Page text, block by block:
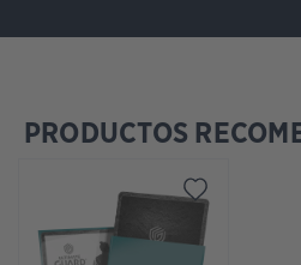
Omitir la galería de productos
PRODUCTOS